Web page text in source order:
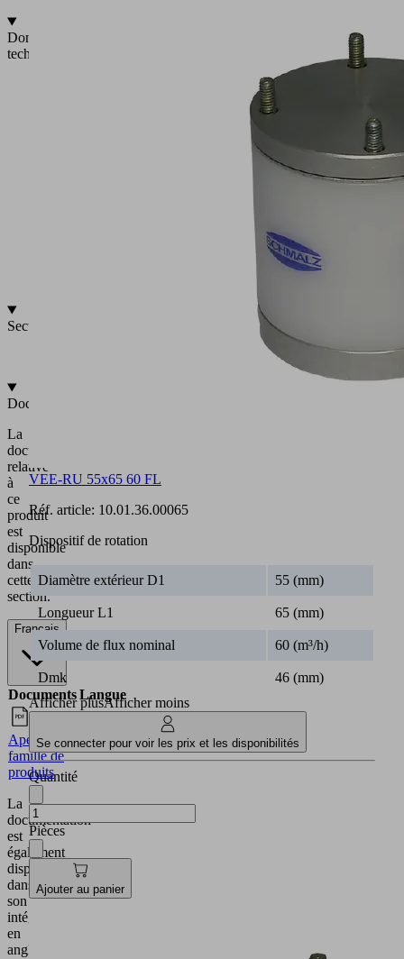
Données
techniques
Secteurs
Documentation
La
documentation
relative
à
ce
produit
est
disponible
dans
cette
section.
Français
DocumentsLangue
Aperçu de
famille de
produits
Français
La
documentation
est
également
disponible
dans
son
intégralité
en
anglais.
VEE-RU 55x65 60 FL
Réf. article: 10.01.36.00065
Dispositif de rotation
Diamètre extérieur D1 55 (mm)
Longueur L1 65 (mm)
Volume de flux nominal 60 (m³/h)
Dmk
46 (mm)
Afficher plusAfficher moins
Se connecter pour voir les prix et les disponibilités
Quantité
Pièces
Ajouter au panier